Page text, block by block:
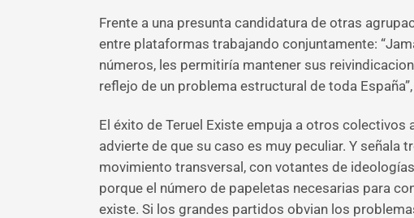
Frente a una presunta candidatura de otras
entre plataformas trabajando conjuntamente:
números, les permitiría mantener sus
reflejo de un problema estructural de toda
El éxito de Teruel Existe empuja a otros
advierte de que su caso es muy peculiar. Y
movimiento transversal, con votantes de
porque el número de papeletas necesarias para
existe. Si los grandes partidos obvian los